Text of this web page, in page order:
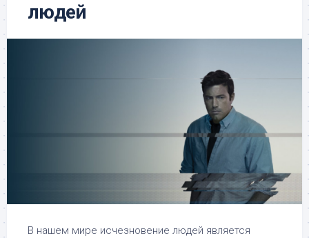
людей
В нашем мире исчезновение людей является